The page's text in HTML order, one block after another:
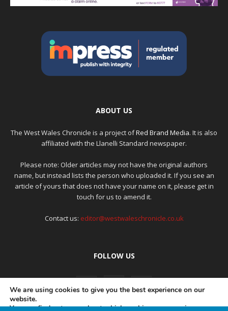
ABOUT US
The West Wales Chronicle is a project ofRed Brand Media. It is also
affiliated with the Llanelli Standard newspaper.
Please note: Older articles may not have the original authors
name, but instead lists the person who uploaded it. If you see an
article of yours that does not have your name on it, please get in
touch for us to amend it.
Contact us: editor@westwaleschronicle.co.uk
FOLLOW US
We are using cookies to give you the best experience on our
website.
You can find out more about which cookies we are using or